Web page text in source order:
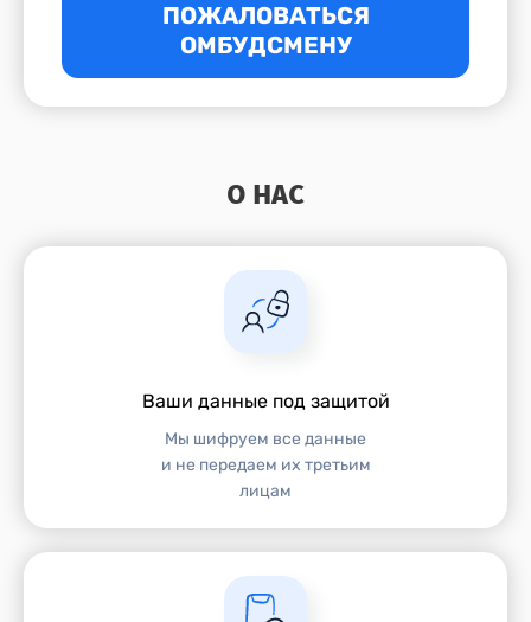
ПОЖАЛОВАТЬСЯ
ОМБУДСМЕНУ
О НАС
Ваши данные под защитой
Мы шифруем все данные
и не передаем их третьим
лицам